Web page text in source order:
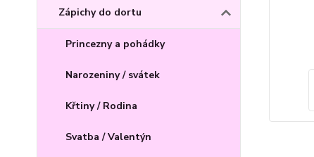
Zápichy do dortu
Princezny a pohádky
Narozeniny / svátek
Křtiny / Rodina
Svatba / Valentýn